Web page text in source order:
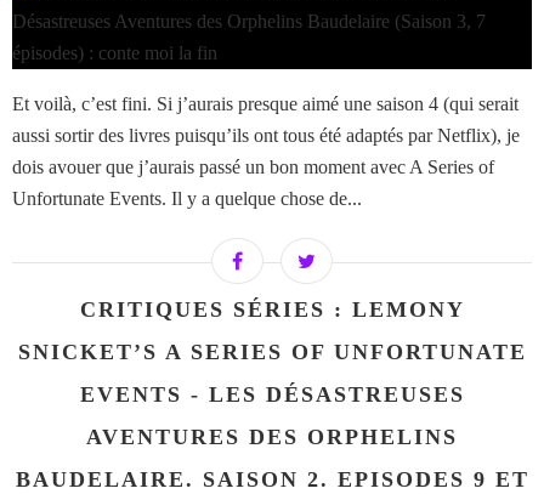
Et voilà, c’est fini. Si j’aurais presque aimé une saison 4 (qui serait
aussi sortir des livres puisqu’ils ont tous été adaptés par Netflix), je
dois avouer que j’aurais passé un bon moment avec A Series of
Unfortunate Events. Il y a quelque chose de...
CRITIQUES SÉRIES : LEMONY
SNICKET’S A SERIES OF UNFORTUNATE
EVENTS - LES DÉSASTREUSES
AVENTURES DES ORPHELINS
BAUDELAIRE. SAISON 2. EPISODES 9 ET